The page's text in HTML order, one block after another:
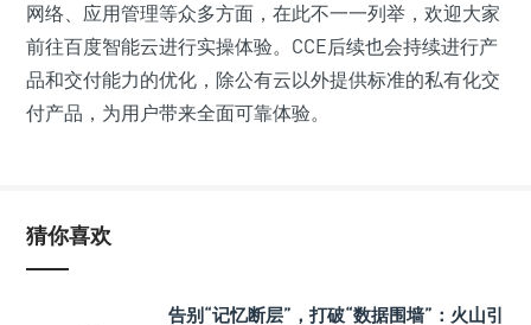
网络、应用管理等众多方面，在此不一一列举，欢迎大家
前往百度智能云进行实操体验。CCE后续也会持续进行产
品和交付能力的优化，除公有云以外提供标准的私有化交
付产品，为用户带来全面可靠体验。
猜你喜欢
告别“记忆断层”，打破“数据围墙”：火山引